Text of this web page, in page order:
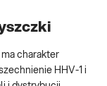
charakter
HHV-1 i